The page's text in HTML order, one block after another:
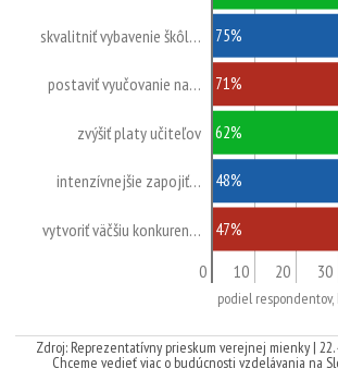
skvalitniť vybavenie škôl…
postaviť vyučovanie na…
zvýšiť platy učiteľov
intenzívnejšie zapojiť…
vytvoriť väčšiu konkuren…
0 10 20 30
75%
71%
62%
48%
47%
podiel
Zdroj: Reprezentatívny prieskum verejnej mienky | 22.
Chceme vedieť viac o budúcnosti vzdelávania na